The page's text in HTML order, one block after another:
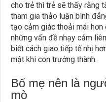
cho trẻ thì trẻ sẽ thấy rằng
tham gia thảo luận bình
tạo cảm giác thoải mái hơn
những vấn đề nhạy cảm
biết cách giao tiếp tế nhị
mật khi con trưởng thành.
Bố mẹ nên là
mò